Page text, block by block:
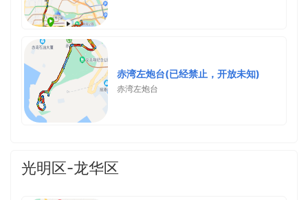
赤湾左炮台(已经禁止，开放未知)
赤湾左炮台
光明区-龙华区